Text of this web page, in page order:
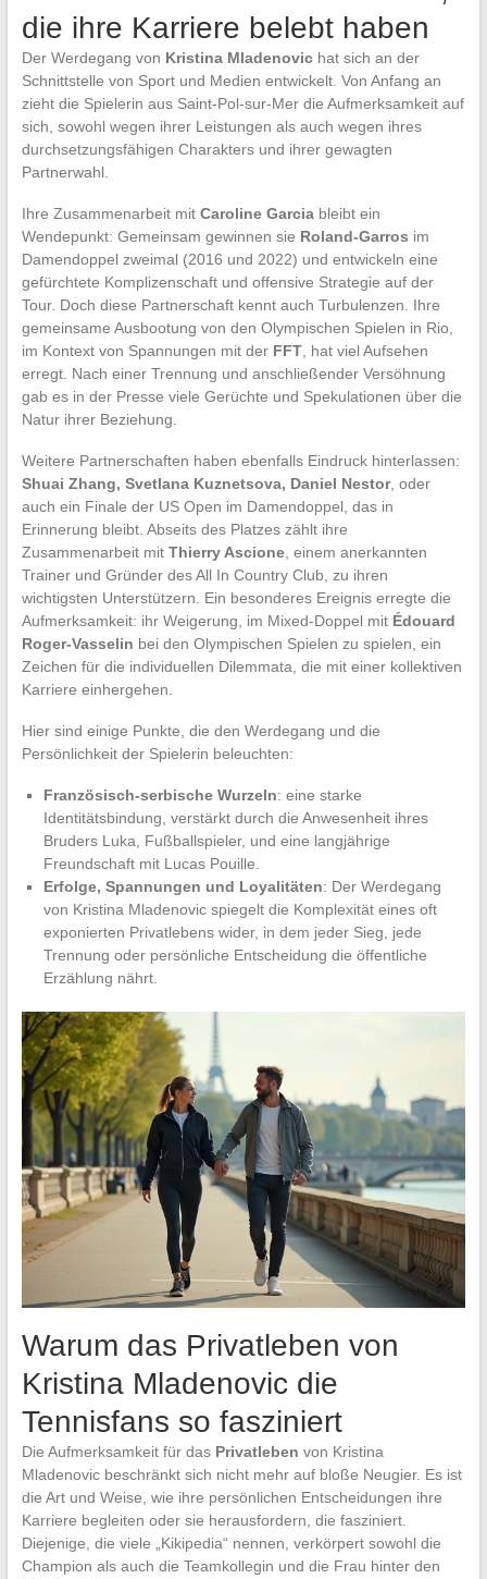
die ihre Karriere belebt haben
Der Werdegang von Kristina Mladenovichat sich an der
Schnittstelle von Sport und Medien entwickelt. Von Anfang an
zieht die Spielerin aus Saint-Pol-sur-Mer die Aufmerksamkeit auf
sich, sowohl wegen ihrer Leistungen als auch wegen ihres
durchsetzungsfähigen Charakters und ihrer gewagten
Partnerwahl.
Ihre Zusammenarbeit mit Caroline Garciableibt ein
Wendepunkt: Gemeinsam gewinnen sie Roland-Garros im
Damendoppel zweimal (2016 und 2022) und entwickeln eine
gefürchtete Komplizenschaft und offensive Strategie auf der
Tour. Doch diese Partnerschaft kennt auch Turbulenzen. Ihre
gemeinsame Ausbootung von den Olympischen Spielen in Rio,
im Kontext von Spannungen mit der FFT, hat viel Aufsehen
erregt. Nach einer Trennung und anschließender Versöhnung
gab es in der Presse viele Gerüchte und Spekulationen über die
Natur ihrer Beziehung.
Weitere Partnerschaften haben ebenfalls Eindruck hinterlassen:
Shuai Zhang, Svetlana Kuznetsova, Daniel Nestor, oder
auch ein Finale der US Open im Damendoppel, das in
Erinnerung bleibt. Abseits des Platzes zählt ihre
Zusammenarbeit mit Thierry Ascione, einem anerkannten
Trainer und Gründer des All In Country Club, zu ihren
wichtigsten Unterstützern. Ein besonderes Ereignis erregte die
Aufmerksamkeit: ihr Weigerung, im Mixed-Doppel mit Édouard
Roger-Vasselin bei den Olympischen Spielen zu spielen, ein
Zeichen für die individuellen Dilemmata, die mit einer kollektiven
Karriere einhergehen.
Hier sind einige Punkte, die den Werdegang und die
Persönlichkeit der Spielerin beleuchten:
Französisch-serbische Wurzeln: eine starke
Identitätsbindung, verstärkt durch die Anwesenheit ihres
Bruders Luka, Fußballspieler, und eine langjährige
Freundschaft mit Lucas Pouille.
Erfolge, Spannungen und Loyalitäten: Der Werdegang
von Kristina Mladenovic spiegelt die Komplexität eines oft
exponierten Privatlebens wider, in dem jeder Sieg, jede
Trennung oder persönliche Entscheidung die öffentliche
Erzählung nährt.
Warum das Privatleben von
Kristina Mladenovic die
Tennisfans so fasziniert
Die Aufmerksamkeit für das Privatleben von Kristina
Mladenovic beschränkt sich nicht mehr auf bloße Neugier. Es ist
die Art und Weise, wie ihre persönlichen Entscheidungen ihre
Karriere begleiten oder sie herausfordern, die fasziniert.
Diejenige, die viele „Kikipedia“ nennen, verkörpert sowohl die
Champion als auch die Teamkollegin und die Frau hinter den